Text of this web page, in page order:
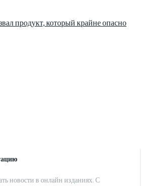
новости в онлайн изданиях. С
продукт, который крайне опасно